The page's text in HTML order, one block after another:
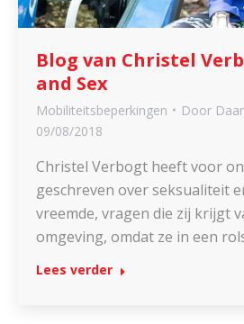
Blog van Christel
and Sex
Mobiliteitsbeperkingen Door
09/08/2018
Christel Verbogt heeft voor
geschreven over seksualiteit
vreemde, vragen die zij krijgt
omgeving, omdat ze in een
Lees verder